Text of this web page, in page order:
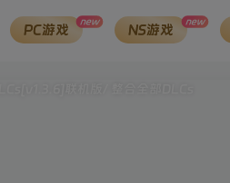
PC游戏 new NS游戏 new